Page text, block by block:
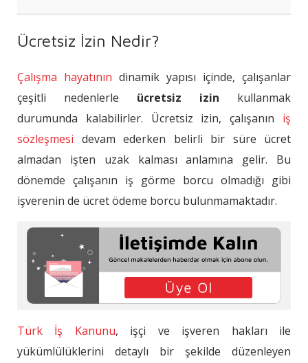
Ücretsiz İzin Süresi Ne Kadar?
Ücretsiz Analık İzni Nedir?
Ücretsiz İzinde Yazılı Beyan Şartı
Sık Sorulan Sorular
Ücretsiz İzin Nedir?
Çalışma hayatının dinamik yapısı içinde, çalışanlar
çeşitli nedenlerle ücretsiz izin kullanmak
durumunda kalabilirler. Ücretsiz izin, çalışanın iş
sözleşmesi devam ederken belirli bir süre ücret
almadan işten uzak kalması anlamına gelir. Bu
dönemde çalışanın iş görme borcu olmadığı gibi
işverenin de ücret ödeme borcu bulunmamaktadır.
Türk İş Kanunu, işçi ve işveren hakları ile
yükümlülüklerini detaylı bir şekilde düzenleyen